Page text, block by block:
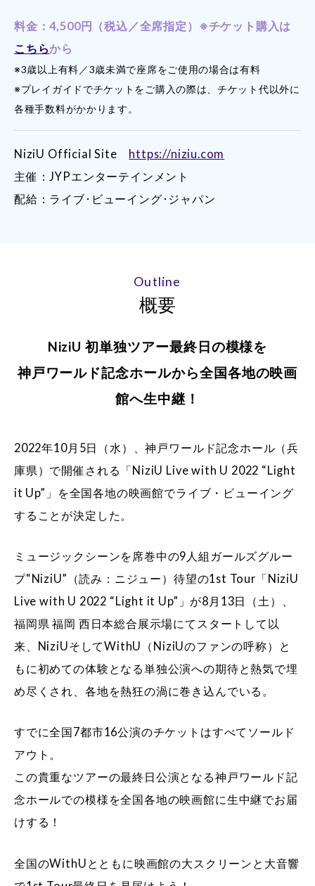
料金：4,500円（税込／全席指定）※チケット購入は
こちらから
※3歳以上有料／3歳未満で座席をご使用の場合は有料
※プレイガイドでチケットをご購入の際は、チケット代以外に
各種手数料がかかります。
NiziU Official Site https://niziu.com
主催：JYPエンターテインメント
配給：ライブ･ビューイング･ジャパン
Outline
概要
NiziU 初単独ツアー最終日の模様を
神戸ワールド記念ホールから全国各地の映画
館へ生中継！
2022年10月5日（水）、神戸ワールド記念ホール（兵
庫県）で開催される「NiziU Live with U 2022 “Light
it Up”」を全国各地の映画館でライブ・ビューイング
することが決定した。
ミュージックシーンを席巻中の9人組ガールズグルー
プ“NiziU”（読み：ニジュー）待望の1st Tour「NiziU
Live with U 2022 “Light it Up”」が8月13日（土）、
福岡県 福岡 西日本総合展示場にてスタートして以
来、NiziUそしてWithU（NiziUのファンの呼称）と
もに初めての体験となる単独公演への期待と熱気で埋
め尽くされ、各地を熱狂の渦に巻き込んでいる。
すでに全国7都市16公演のチケットはすべてソールド
アウト。
この貴重なツアーの最終日公演となる神戸ワールド記
念ホールでの模様を全国各地の映画館に生中継でお届
けする！
全国のWithUとともに映画館の大スクリーンと大音響